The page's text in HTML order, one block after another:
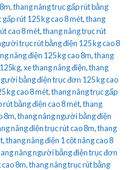
,thang nâng trục gấp rút bằng
rút 125 kg cao 8 mét,thang
cao 8 mét,thang nâng trục rút
trục rút bằng điện 125 kg cao 8
nâng điện 125 kg cao 8m,thang
,xe thang nâng điện,thang
bằng điện trục đơn 125 kg cao
kg cao 8 mét,thang nâng trục gấp
bằng điện cao 8 mét,thang
8m,thang nâng người bằng điện
nâng điện trục rút cao 8m,thang
,thang nâng điện 1 cột nâng cao 8
nâng người bằng điện trục đơn
8m,thang nâng trục rút bằng